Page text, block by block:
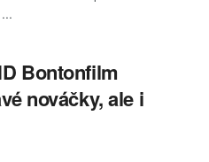
Bontonfilm
nováčky, ale i